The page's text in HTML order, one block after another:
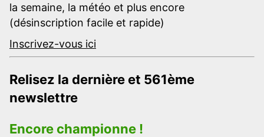
la semaine, la météo et plus encore
(désinscription facile et rapide)
Inscrivez-vous ici
Relisez la dernière et 561ème
newslettre
Encore championne !